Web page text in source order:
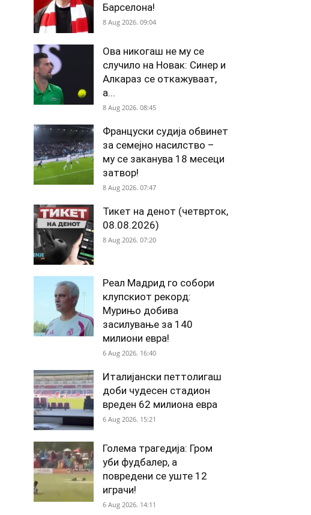
Барселона!
8 Aug 2026. 09:04
Ова никогаш не му се
случило на Новак: Синер и
Алкараз се откажуваат,
а...
8 Aug 2026. 08:45
Француски судија обвинет
за семејно насилство –
му се заканува 18 месеци
затвор!
8 Aug 2026. 07:47
Тикет на денот (четврток,
08.08.2026)
8 Aug 2026. 07:20
Реал Мадрид го собори
клупскиот рекорд:
Мурињо добива
засилување за 140
милиони евра!
6 Aug 2026. 16:40
Италијански петтолигаш
доби чудесен стадион
вреден 62 милиона евра
6 Aug 2026. 15:21
Голема трагедија: Гром
уби фудбалер, а
повредени се уште 12
играчи!
6 Aug 2026. 14:11